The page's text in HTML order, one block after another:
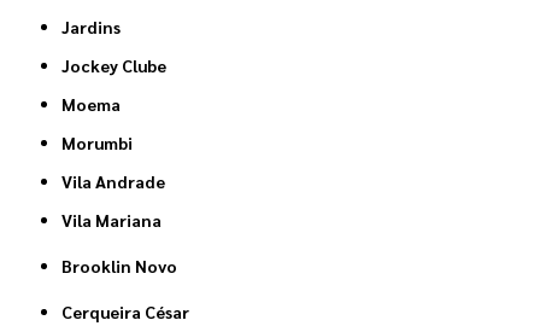
Jardins
Jockey Clube
Moema
Morumbi
Vila Andrade
Vila Mariana
Brooklin Novo
Cerqueira César